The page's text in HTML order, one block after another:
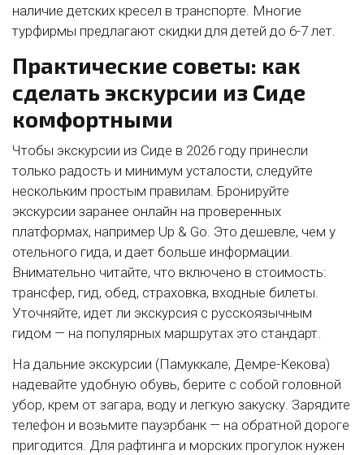
наличие детских кресел в транспорте. Многие
турфирмы предлагают скидки для детей до 6-7 лет.
Практические советы: как
сделать экскурсии из Сиде
комфортными
Чтобы экскурсии из Сиде в 2026 году принесли
только радость и минимум усталости, следуйте
нескольким простым правилам. Бронируйте
экскурсии заранее онлайн на проверенных
платформах, например Up & Go. Это дешевле, чем у
отельного гида, и дает больше информации.
Внимательно читайте, что включено в стоимость:
трансфер, гид, обед, страховка, входные билеты.
Уточняйте, идет ли экскурсия с русскоязычным
гидом — на популярных маршрутах это стандарт.
На дальние экскурсии (Памуккале, Демре-Кекова)
надевайте удобную обувь, берите с собой головной
убор, крем от загара, воду и легкую закуску. Зарядите
телефон и возьмите пауэрбанк — на обратной дороге
пригодится. Для рафтинга и морских прогулок нужен